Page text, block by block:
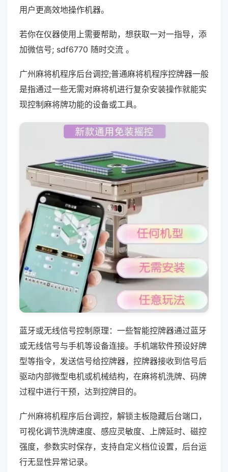
用户更高效地操作机器。
若你在仪器使用上需要帮助，想获取一对一指导，添
加微信号; sdf6770 随时交流 。
广州麻将机程序后台调控;普通麻将机程序控牌器一般
是指通过一些无需对麻将机进行复杂安装操作就能实
现控制麻将牌功能的设备或工具。
蓝牙或无线信号控制原理：一些智能控牌器通过蓝牙
或无线信号与手机等设备连接。手机端软件预设好牌
型等指令，发送信号给控牌器，控牌器接收到信号后
驱动内部微型电机或机械结构，在麻将机洗牌、码牌
过程中进行干预，达到控牌目的。
广州麻将机程序后台调控，解锁主板隐藏后台端口，
可视化调节洗牌速度、感应灵敏度、上牌延时、磁控
强度，参数实时保存，支持自定义档位设置，后台运
行无显性异常记录。